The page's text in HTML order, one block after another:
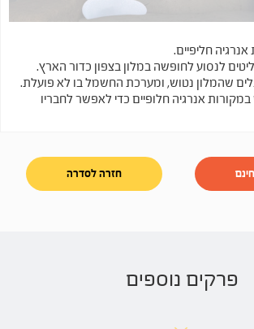
חליפיים.
לנסוע לחופשה במלון בצפון כדור הארץ.
שהמלון נטוש, ומערכת החשמל בו לא פועלת.
אנרגיה חלופיים כדי לאפשר לחבריו
חזרה לסדרה
פרקים נוספים